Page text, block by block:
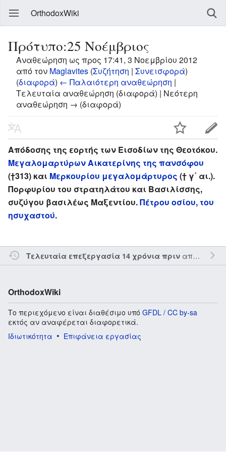
OrthodoxWiki
Πρότυπο:25 Νοέμβριος
Αναθεώρηση ως προς 17:41, 3 Νοεμβρίου 2012
από τον Maglavites (Συζήτηση | Συνεισφορά)
(διαφορά) ← Παλαιότερη αναθεώρηση |
Τελευταία αναθεώρηση (διαφορά) | Νεότερη
αναθεώρηση → (διαφορά)
Απόδοσης της εορτής των Εισοδίων της Θεοτόκου.
Μεγαλομαρτύρων Αικατερίνης της πανσόφου
(†313) και Μερκουρίου μεγαλομάρτυρος († γ΄ αι.).
Πορφυρίου του στρατηλάτου και Βασιλίσσης,
συζύγου βασιλέως Μαξεντίου.Πέτρου οσίου, του
ησυχαστού.
Τελευταία επεξεργασία 14 χρόνια πριναπό τον την
OrthodoxWiki
Το περιεχόμενο είναι διαθέσιμο υπό GFDL / CC by-sa
εκτός αν αναφέρεται διαφορετικά.
Ιδιωτικότητα
Επιφάνεια εργασίας